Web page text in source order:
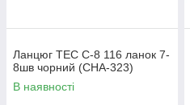
Ланцюг TEC C-8 116 ланок 7-
8шв чорний (CHA-323)
В наявності